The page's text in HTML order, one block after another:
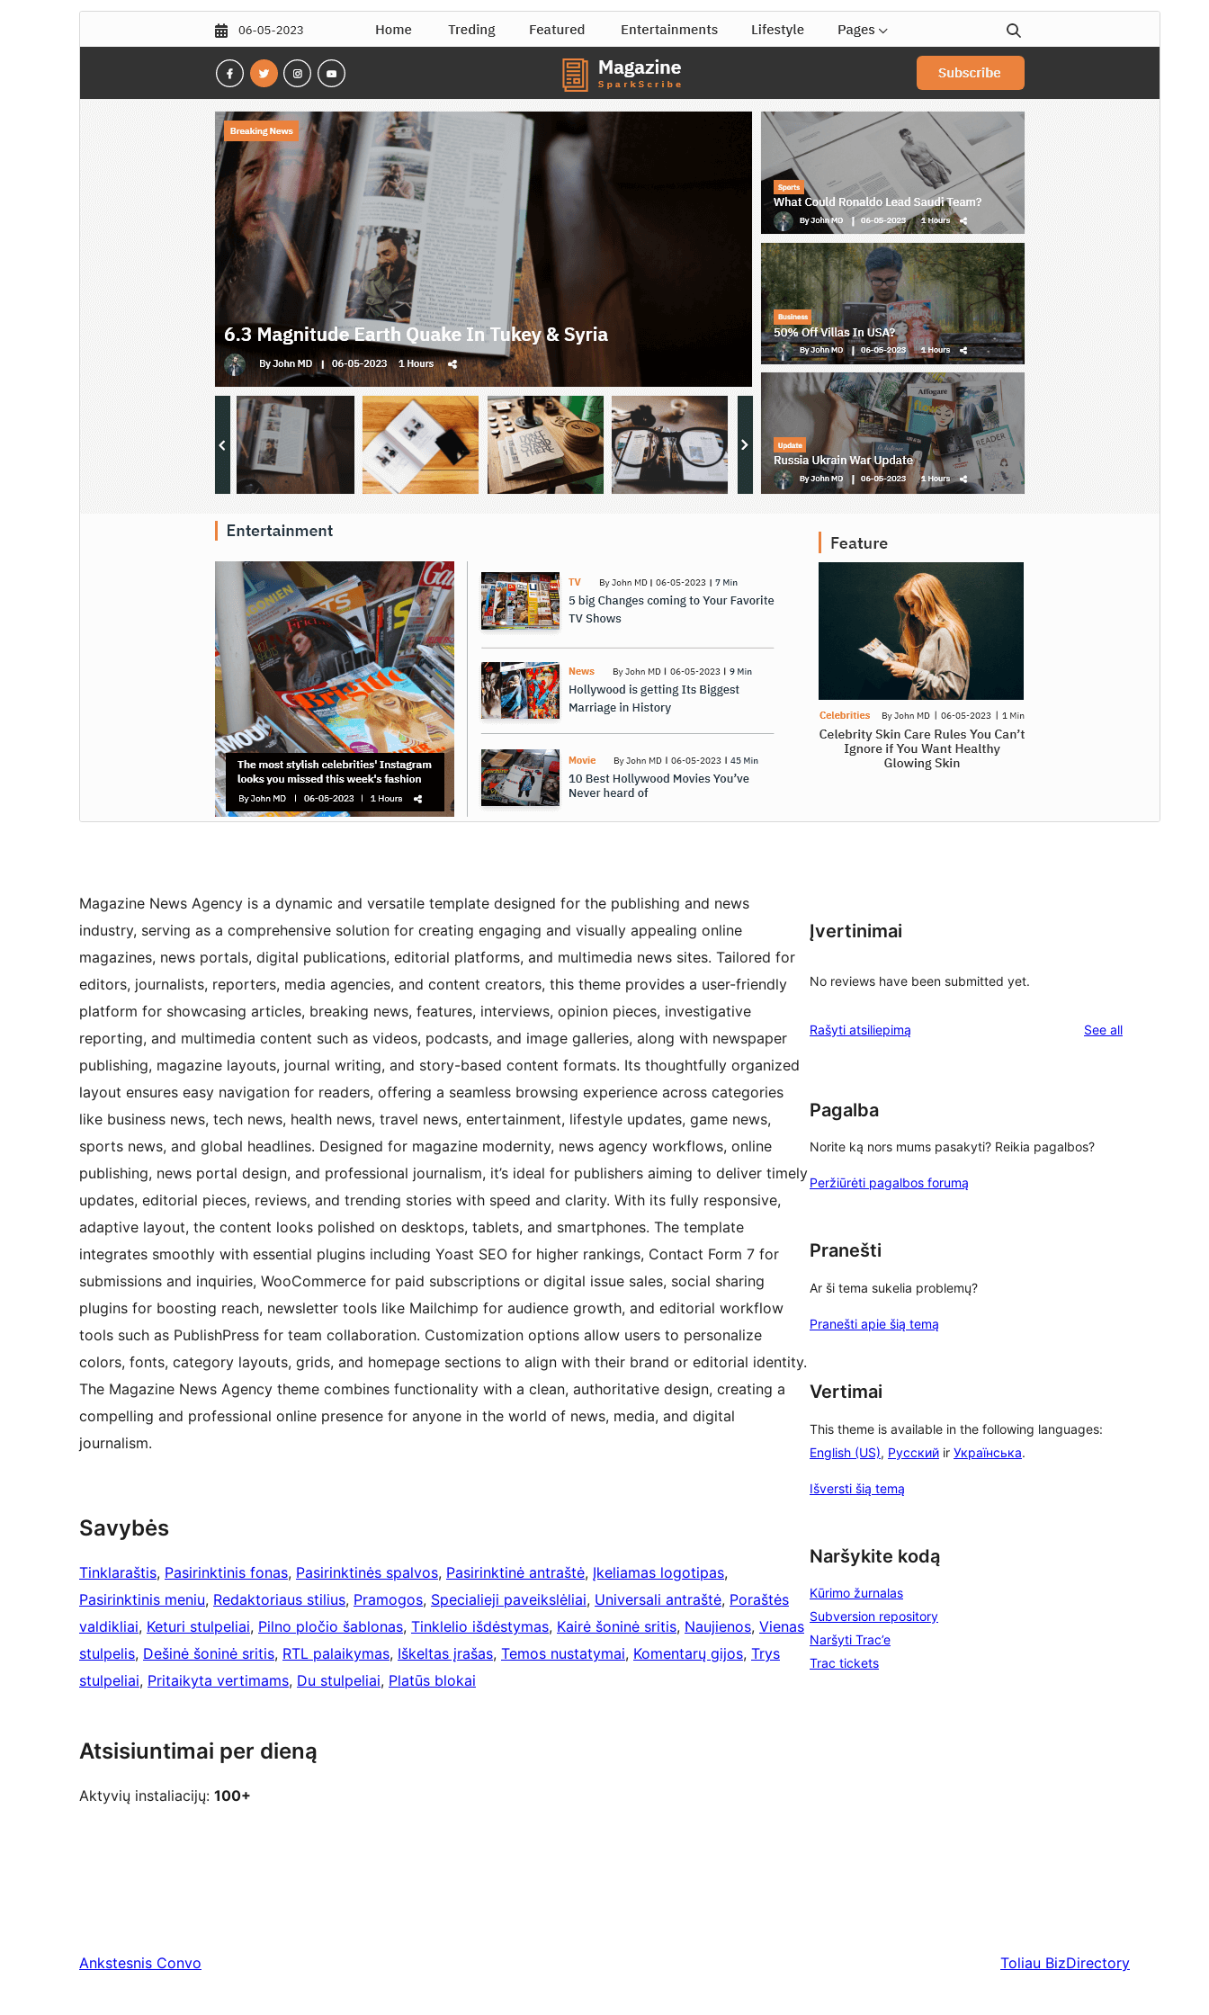
Peržiūrėti Parsisiųsti
Aktyvių instaliacijų
100+
WordPress versija
PHP versija
Temos pradinis puslapis
Magazine News Agency is a dynamic and versatile template designed for the publishing and news
industry, serving as a comprehensive solution for creating engaging and visually appealing online
magazines, news portals, digital publications, editorial platforms, and multimedia news sites. Tailored for
editors, journalists, reporters, media agencies, and content creators, this theme provides a user-friendly
platform for showcasing articles, breaking news, features, interviews, opinion pieces, investigative
reporting, and multimedia content such as videos, podcasts, and image galleries, along with newspaper
publishing, magazine layouts, journal writing, and story-based content formats. Its thoughtfully organized
layout ensures easy navigation for readers, offering a seamless browsing experience across categories
like business news, tech news, health news, travel news, entertainment, lifestyle updates, game news,
sports news, and global headlines. Designed for magazine modernity, news agency workflows, online
publishing, news portal design, and professional journalism, it’s ideal for publishers aiming to deliver timely
updates, editorial pieces, reviews, and trending stories with speed and clarity. With its fully responsive,
adaptive layout, the content looks polished on desktops, tablets, and smartphones. The template
integrates smoothly with essential plugins including Yoast SEO for higher rankings, Contact Form 7 for
submissions and inquiries, WooCommerce for paid subscriptions or digital issue sales, social sharing
plugins for boosting reach, newsletter tools like Mailchimp for audience growth, and editorial workflow
tools such as PublishPress for team collaboration. Customization options allow users to personalize
colors, fonts, category layouts, grids, and homepage sections to align with their brand or editorial identity.
The Magazine News Agency theme combines functionality with a clean, authoritative design, creating a
compelling and professional online presence for anyone in the world of news, media, and digital
journalism.
Savybės
Tinklaraštis, Pasirinktinis fonas, Pasirinktinės spalvos, Pasirinktinė antraštė, Įkeliamas logotipas
Pasirinktinis meniu, Redaktoriaus stilius, Pramogos, Specialieji paveikslėliai, Universali antraštė, Poraštės
valdikliai, Keturi stulpeliai, Pilno pločio šablonas, Tinklelio išdėstymas, Kairė šoninė sritis, Naujienos, Vienas
stulpelis, Dešinė šoninė sritis, RTL palaikymas, Iškeltas įrašas, Temos nustatymai, Komentarų gijos, Trys
stulpeliai, Pritaikyta vertimams, Du stulpeliai, Platūs blokai
Atsisiuntimai per dieną
Aktyvių instaliacijų: 100+
Įvertinimai
No reviews have been submitted yet.
Rašyti atsiliepimą See allreviews
Pagalba
Norite ką nors mums pasakyti? Reikia pagalbos?
Peržiūrėti pagalbos forumą
Pranešti
Ar ši tema sukelia problemų?
Pranešti apie šią temą
Vertimai
This theme is available in the following languages:
English (US), Русский ir Українська.
Išversti šią temą
Naršykite kodą
Kūrimo žurnalas
Subversion repository
Naršyti Trac’e
Trac tickets
Ankstesnis Convo Toliau BizDirectory